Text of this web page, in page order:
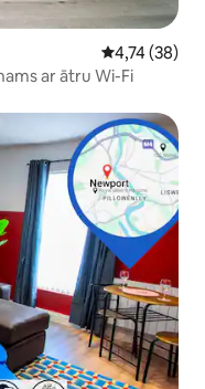
Vidējais
4,74 (38)
ar ātru Wi-Fi